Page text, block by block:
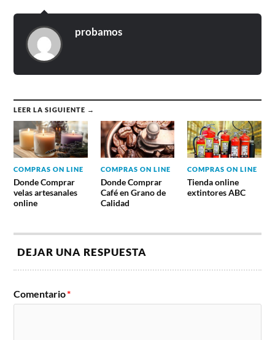
probamos
LEER LA SIGUIENTE →
COMPRAS ON LINE
Donde Comprar
velas artesanales
online
COMPRAS ON LINE
Donde Comprar
Café en Grano de
Calidad
COMPRAS ON LINE
Tienda online
extintores ABC
DEJAR UNA RESPUESTA
Comentario*